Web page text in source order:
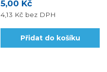
5,00 Kč
4,13 Kč bez DPH
Přidat do košíku